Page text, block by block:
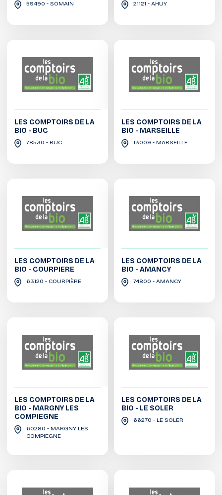
59490 - SOMAIN 21121 - AHUY
LES COMPTOIRS DE LA
BIO - BUC
78530 - BUC
LES COMPTOIRS DE LA
BIO - MARSEILLE
13009 - MARSEILLE
LES COMPTOIRS DE LA
BIO - COURPIERE
63120 - COURPIÈRE
LES COMPTOIRS DE LA
BIO - AMANCY
74800 - AMANCY
LES COMPTOIRS DE LA
BIO - MARGNY LES
COMPIEGNE
60280 - MARGNY LES
COMPIEGNE
LES COMPTOIRS DE LA
BIO - LE SOLER
66270 - LE SOLER